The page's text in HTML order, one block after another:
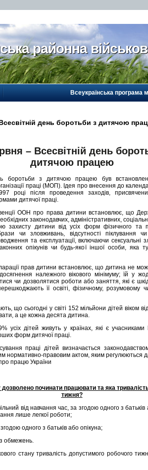
районна
Всеукраїнська
день боротьби з дитячою
– Всесвітній день
дитячою працею
боротьби з дитячою працею був
праці (МОП). Ідея про внесення до
році після проведення заходів,
дитячої праці.
ООН про права дитини встановлює, що
законодавчих, адміністративних,
захисту дитини від усіх форм фізичного та
чи зловживань, відсутності піклування
та експлуатації, включаючи сексуальні
опікунів чи будь-якої іншої особи, яка
прав дитини встановлює, що дитина не
належного вікового мінімуму; їй у
чи дозволятися роботи або заняття, які є
її освіті, фізичному, розумовому
що сьогодні у світі 152 мільйони дітей віком
а це кожна десята дитина.
усіх дітей живуть у країнах, які є учасниками
форм дитячої праці.
праці дітей визначається
нормативно-правовим актом, яким регулюються
працю України
дозволено починати працювати та яка
тижня?
від навчання час, за згодою одного з батьків
лише легкої роботи;
одного з батьків або опікуна;
обмежень.
стану тривалість допустимого робочого